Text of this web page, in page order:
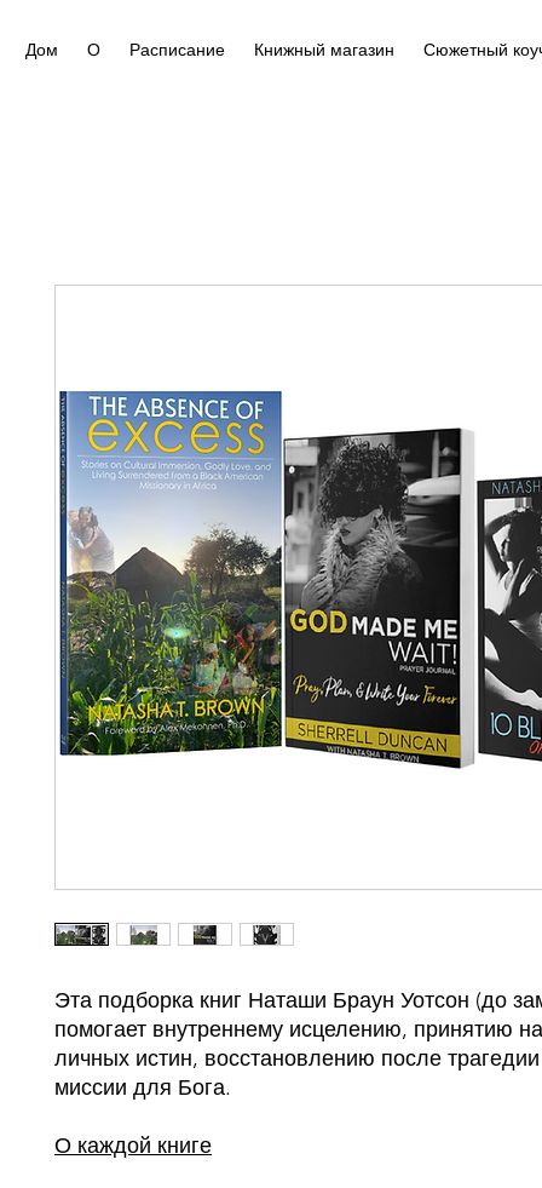
Дом О Расписание Книжный магазин Сюжетный
Эта подборка книг Наташи Браун Уотсон (до
помогает внутреннему исцелению, принятию
личных истин, восстановлению после
миссии для Бога.
О каждой книге